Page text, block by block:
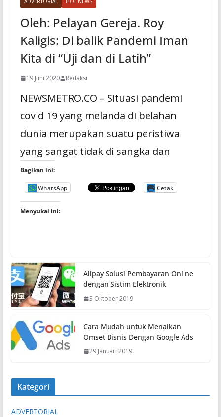
ADVERTORIAL HOT NEWS
Oleh: Pelayan Gereja. Roy
Kaligis: Di balik Pandemi Iman
Kita di “Uji dan di Latih”
19 Juni 2020 Redaksi
NEWSMETRO.CO – Situasi pandemi
covid 19 yang melanda di belahan
dunia merupakan suatu peristiwa
yang sangat tidak di sangka dan
Bagikan ini:
WhatsApp Cetak
Menyukai ini:
Alipay Solusi Pembayaran Online
dengan Sistim Elektronik
3 Oktober 2019
Cara Mudah untuk Menaikan
Omset Bisnis Dengan Google Ads
29 Januari 2019
Kategori
ADVERTORIAL